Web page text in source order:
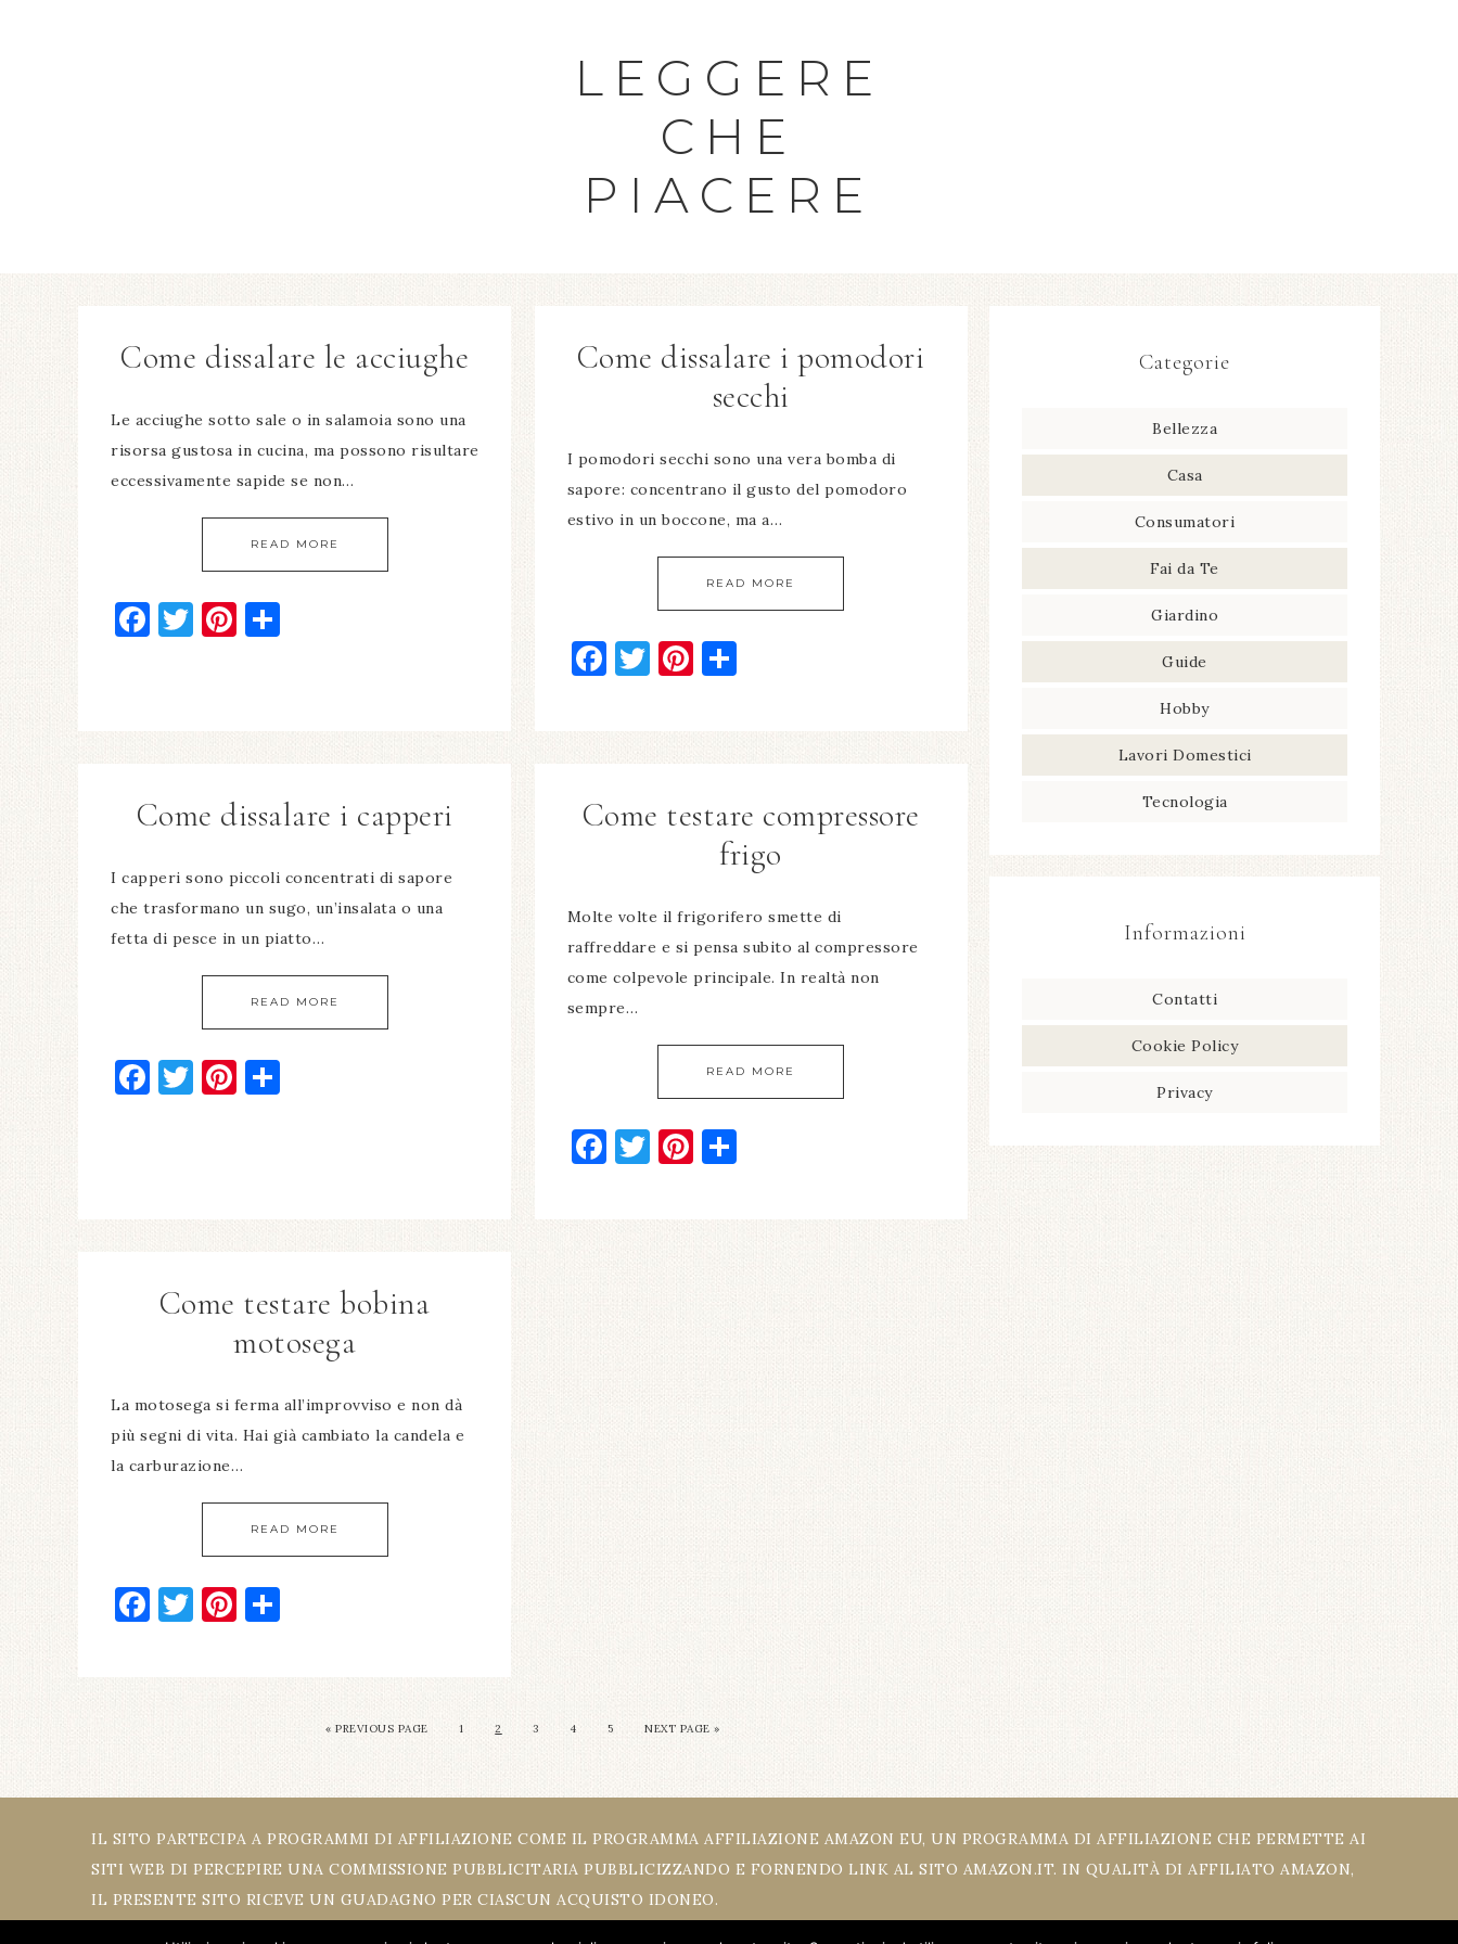
LEGGERE
CHE
PIACERE
Come dissalare le acciughe​
Le acciughe sotto sale o in salamoia sono una
risorsa gustosa in cucina, ma possono risultare
eccessivamente sapide se non…
READ MORE
Facebook
Twitter
Pinterest
Come dissalare i pomodori
secchi​
I pomodori secchi sono una vera bomba di
sapore: concentrano il gusto del pomodoro
estivo in un boccone, ma a…
READ MORE
Facebook
Twitter
Pinterest
Condividi
Come dissalare i capperi​
I capperi sono piccoli concentrati di sapore
che trasformano un sugo, un’insalata o una
fetta di pesce in un piatto…
READ MORE
Facebook
Twitter
Pinterest
Come testare compressore
frigo​
Molte volte il frigorifero smette di
raffreddare e si pensa subito al compressore
come colpevole principale. In realtà non
sempre…
READ MORE
Facebook
Twitter
Pinterest
Condividi
Come testare bobina
motosega​
La motosega si ferma all’improvviso e non dà
più segni di vita. Hai già cambiato la candela e
la carburazione…
READ MORE
Facebook
Twitter
Pinterest
« PREVIOUS PAGE 1 2 3 4 5 NEXT PAGE »
Categorie
Bellezza
Casa
Consumatori
Fai da Te
Giardino
Guide
Hobby
Lavori Domestici
Tecnologia
Informazioni
Contatti
Cookie Policy
Privacy
IL SITO PARTECIPA A PROGRAMMI DI AFFILIAZIONE COME IL PROGRAMMA AFFILIAZIONE AMAZON EU, UN PROGRAMMA DI AFFILIAZIONE CHE PERMETTE AI
SITI WEB DI PERCEPIRE UNA COMMISSIONE PUBBLICITARIA PUBBLICIZZANDO E FORNENDO LINK AL SITO AMAZON.IT. IN QUALITÀ DI AFFILIATO AMAZON,
IL PRESENTE SITO RICEVE UN GUADAGNO PER CIASCUN ACQUISTO IDONEO.